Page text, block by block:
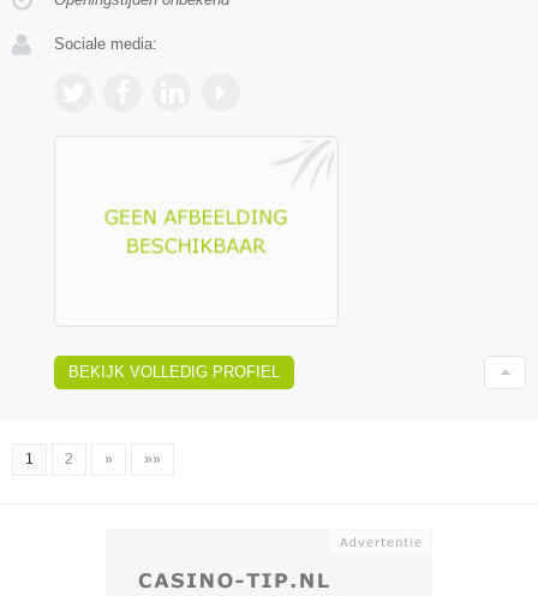
Sociale media:
BEKIJK VOLLEDIG PROFIEL
1 2 » »»